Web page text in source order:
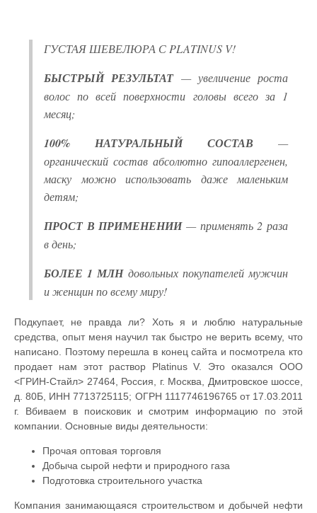
ГУСТАЯ ШЕВЕЛЮРА С PLATINUS V!
БЫСТРЫЙ РЕЗУЛЬТАТ— увеличение роста
волос по всей поверхности головы всего за 1
месяц;
100% НАТУРАЛЬНЫЙ СОСТАВ —
органический состав абсолютно гипоаллергенен,
маску можно использовать даже маленьким
детям;
ПРОСТ В ПРИМЕНЕНИИ— применять 2 раза
в день;
БОЛЕЕ 1 МЛНдовольных покупателей мужчин
и женщин по всему миру!
Подкупает, не правда ли? Хоть я и люблю натуральные
средства, опыт меня научил так быстро не верить всему, что
написано. Поэтому перешла в конец сайта и посмотрела кто
продает нам этот раствор Platinus V. Это оказался ООО
<ГРИН-Стайл> 27464, Россия, г. Москва, Дмитровское шоссе,
д. 80Б, ИНН 7713725115; ОГРН 1117746196765 от 17.03.2011
г. Вбиваем в поисковик и смотрим информацию по этой
компании. Основные виды деятельности:
Прочая оптовая торговля
Добыча сырой нефти и природного газа
Подготовка строительного участка
Компания занимающаяся строительством и добычей нефти